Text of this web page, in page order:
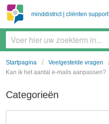
minddistrict | cliënten support
Startpagina Veelgestelde vragen
Kan ik het aantal e-mails aanpassen?
Categorieën